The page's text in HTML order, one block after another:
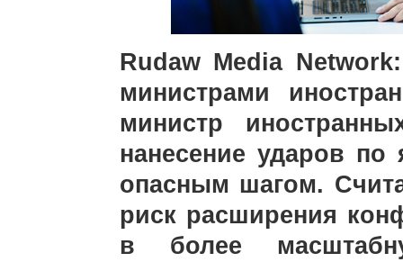
Rudaw Media
министрами
министр
нанесение ударов
опасным шагом.
риск расширения
в более